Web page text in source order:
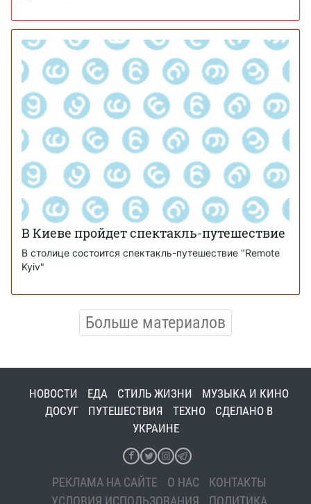
В Киеве пройдет спектакль-путешествие
В столице состоится спектакль-путешествие "Remote
Kyiv"
Больше материалов
НОВОСТИ ЕДА СТИЛЬ ЖИЗНИ
МУЗЫКА И КИНО
ДОСУГ
ПУТЕШЕСТВИЯ ТЕХНО
СДЕЛАНО В
УКРАИНЕ
РЕКЛАМА НА САЙТЕ О НАС
КОНТАКТЫ
УСЛОВИЯ ИСПОЛЬЗОВАНИЯ
ПОЛИТИКА